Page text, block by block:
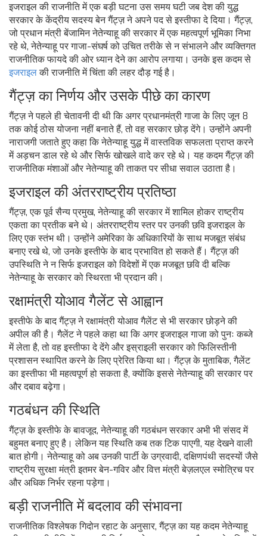
इजराइल की राजनीति में एक बड़ी घटना उस समय घटी जब देश की युद्ध
सरकार के केंद्रीय सदस्य बेन गैंट्ज़ ने अपने पद से इस्तीफा दे दिया। गैंट्ज़,
जो प्रधान मंत्री बेंजामिन नेतेन्याहू की सरकार में एक महत्वपूर्ण भूमिका निभा
रहे थे, नेतेन्याहू पर गाजा-संघर्ष को उचित तरीके से न संभालने और व्यक्तिगत
राजनीतिक फायदे की ओर ध्यान देने का आरोप लगाया। उनके इस कदम से
इजराइलकी राजनीति में चिंता की लहर दौड़ गई है।
गैंट्ज़ का निर्णय और उसके पीछे का कारण
गैंट्ज़ ने पहले ही चेतावनी दी थी कि अगर प्रधानमंत्री गाजा के लिए जून 8
तक कोई ठोस योजना नहीं बनाते हैं, तो वह सरकार छोड़ देंगे। उन्होंने अपनी
नाराजगी जताते हुए कहा कि नेतेन्याहू युद्ध में वास्तविक सफलता प्राप्त करने
में अड़चन डाल रहे थे और सिर्फ खोखले वादे कर रहे थे। यह कदम गैंट्ज़ की
राजनीतिक मंशाओं और नेतेन्याहू की ताकत पर सीधा सवाल उठाता है।
इजराइल की अंतरराष्ट्रीय प्रतिष्ठा
गैंट्ज़, एक पूर्व सैन्य प्रमुख, नेतेन्याहू की सरकार में शामिल होकर राष्ट्रीय
एकता का प्रतीक बने थे। अंतरराष्ट्रीय स्तर पर उनकी छवि इजराइल के
लिए एक स्तंभ थी। उन्होंने अमेरिका के अधिकारियों के साथ मजबूत संबंध
बनाए रखे थे, जो उनके इस्तीफे के बाद प्रभावित हो सकते हैं। गैंट्ज़ की
उपस्थिति ने न सिर्फ इजराइल को विदेशों में एक मजबूत छवि दी बल्कि
नेतेन्याहू के सरकार को स्थिरता भी प्रदान की।
रक्षामंत्री योआव गैलेंट से आह्वान
इस्तीफे के बाद गैंट्ज़ ने रक्षामंत्री योआव गैलेंट से भी सरकार छोड़ने की
अपील की है। गैलेंट ने पहले कहा था कि अगर इजराइल गाजा को पुनः कब्जे
में लेता है, तो वह इस्तीफा दे देंगे और इस्राइली सरकार को फिलिस्तीनी
प्रशासन स्थापित करने के लिए प्रेरित किया था। गैंट्ज़ के मुताबिक, गैलेंट
का इस्तीफा भी महत्वपूर्ण हो सकता है, क्योंकि इससे नेतेन्याहू की सरकार पर
और दबाव बढ़ेगा।
गठबंधन की स्थिति
गैंट्ज़ के इस्तीफे के बावजूद, नेतेन्याहू की गठबंधन सरकार अभी भी संसद में
बहुमत बनाए हुए है। लेकिन यह स्थिति कब तक टिक पाएगी, यह देखने वाली
बात होगी। नेतेन्याहू को अब उनकी पार्टी के उग्रवादी, दक्षिणपंथी सदस्यों जैसे
राष्ट्रीय सुरक्षा मंत्री इतमर बेन-गविर और वित्त मंत्री बेज़लएल स्मोत्रिच पर
और अधिक निर्भर रहना पड़ेगा।
बड़ी राजनीति में बदलाव की संभावना
राजनीतिक विश्लेषक गिदोन रहाट के अनुसार, गैंट्ज़ का यह कदम नेतेन्याहू